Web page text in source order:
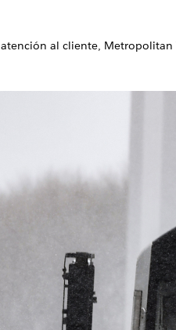
al cliente, Metropolitan